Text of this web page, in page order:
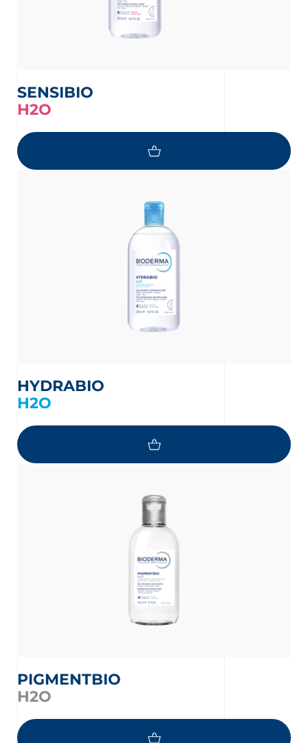
SENSIBIO
H2O
HYDRABIO
H2O
PIGMENTBIO
H2O